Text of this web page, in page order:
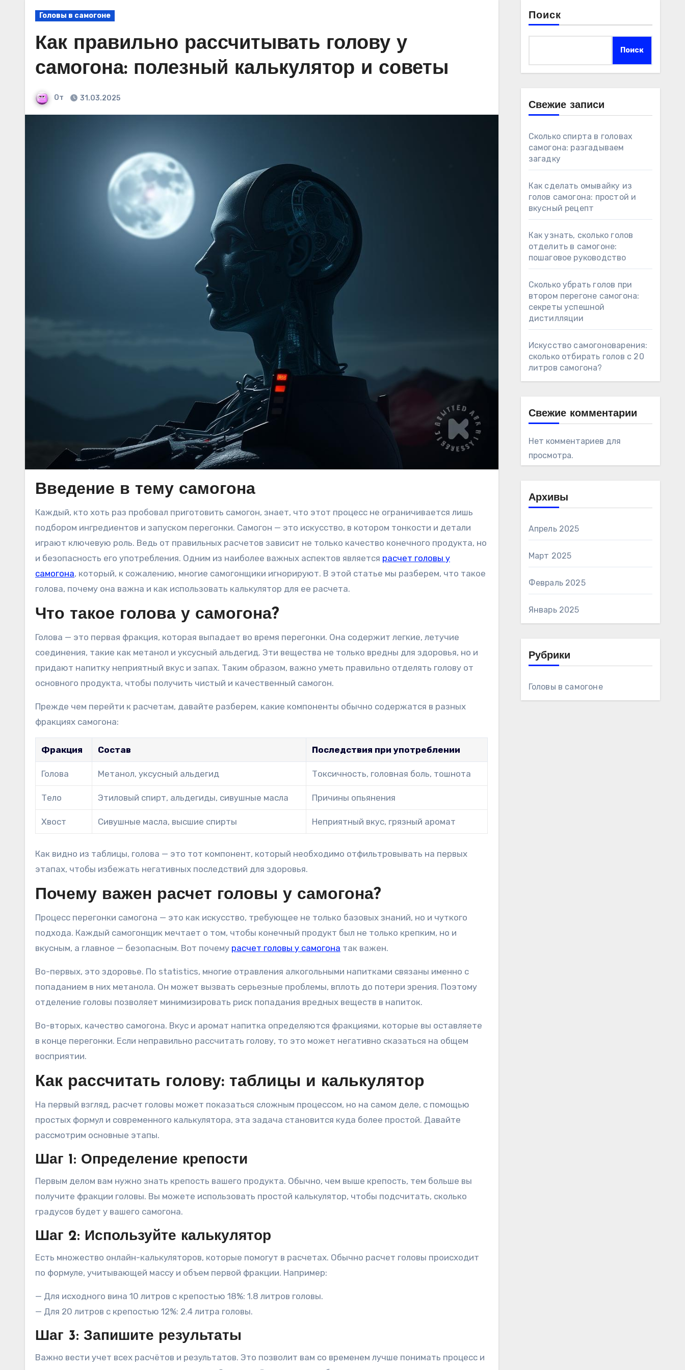
Головы в самогоне
Как правильно рассчитывать голову у
самогона: полезный калькулятор и советы
От 31.03.2025
Введение в тему самогона
Каждый, кто хоть раз пробовал приготовить самогон, знает, что этот процесс не ограничивается лишь
подбором ингредиентов и запуском перегонки. Самогон — это искусство, в котором тонкости и детали
играют ключевую роль. Ведь от правильных расчетов зависит не только качество конечного продукта, но
и безопасность его употребления. Одним из наиболее важных аспектов является расчет головы у
самогона, который, к сожалению, многие самогонщики игнорируют. В этой статье мы разберем, что такое
голова, почему она важна и как использовать калькулятор для ее расчета.
Что такое голова у самогона?
Голова — это первая фракция, которая выпадает во время перегонки. Она содержит легкие, летучие
соединения, такие как метанол и уксусный альдегид. Эти вещества не только вредны для здоровья, но и
придают напитку неприятный вкус и запах. Таким образом, важно уметь правильно отделять голову от
основного продукта, чтобы получить чистый и качественный самогон.
Прежде чем перейти к расчетам, давайте разберем, какие компоненты обычно содержатся в разных
фракциях самогона:
Фракция Состав Последствия при употреблении
Голова Метанол, уксусный альдегид Токсичность, головная боль, тошнота
Тело Этиловый спирт, альдегиды, сивушные масла Причины опьянения
Хвост Сивушные масла, высшие спирты Неприятный вкус, грязный аромат
Как видно из таблицы, голова — это тот компонент, который необходимо отфильтровывать на первых
этапах, чтобы избежать негативных последствий для здоровья.
Почему важен расчет головы у самогона?
Процесс перегонки самогона — это как искусство, требующее не только базовых знаний, но и чуткого
подхода. Каждый самогонщик мечтает о том, чтобы конечный продукт был не только крепким, но и
вкусным, а главное — безопасным. Вот почему расчет головы у самогона так важен.
Во-первых, это здоровье. По statistics, многие отравления алкогольными напитками связаны именно с
попаданием в них метанола. Он может вызвать серьезные проблемы, вплоть до потери зрения. Поэтому
отделение головы позволяет минимизировать риск попадания вредных веществ в напиток.
Во-вторых, качество самогона. Вкус и аромат напитка определяются фракциями, которые вы оставляете
в конце перегонки. Если неправильно рассчитать голову, то это может негативно сказаться на общем
восприятии.
Как рассчитать голову: таблицы и калькулятор
На первый взгляд, расчет головы может показаться сложным процессом, но на самом деле, с помощью
простых формул и современного калькулятора, эта задача становится куда более простой. Давайте
рассмотрим основные этапы.
Шаг 1: Определение крепости
Первым делом вам нужно знать крепость вашего продукта. Обычно, чем выше крепость, тем больше вы
получите фракции головы. Вы можете использовать простой калькулятор, чтобы подсчитать, сколько
градусов будет у вашего самогона.
Шаг 2: Используйте калькулятор
Есть множество онлайн-калькуляторов, которые помогут в расчетах. Обычно расчет головы происходит
по формуле, учитывающей массу и объем первой фракции. Например:
— Для исходного вина 10 литров с крепостью 18%: 1.8 литров головы.
— Для 20 литров с крепостью 12%: 2.4 литра головы.
Шаг 3: Запишите результаты
Важно вести учет всех расчётов и результатов. Это позволит вам со временем лучше понимать процесс и
Поиск
Поиск
Свежие записи
Сколько спирта в головах
самогона: разгадываем
загадку
Как сделать омывайку из
голов самогона: простой и
вкусный рецепт
Как узнать, сколько голов
отделить в самогоне:
пошаговое руководство
Сколько убрать голов при
втором перегоне самогона:
секреты успешной
дистилляции
Искусство самогоноварения:
сколько отбирать голов с 20
литров самогона?
Свежие комментарии
Нет комментариев для
просмотра.
Архивы
Апрель 2025
Март 2025
Февраль 2025
Январь 2025
Рубрики
Головы в самогоне